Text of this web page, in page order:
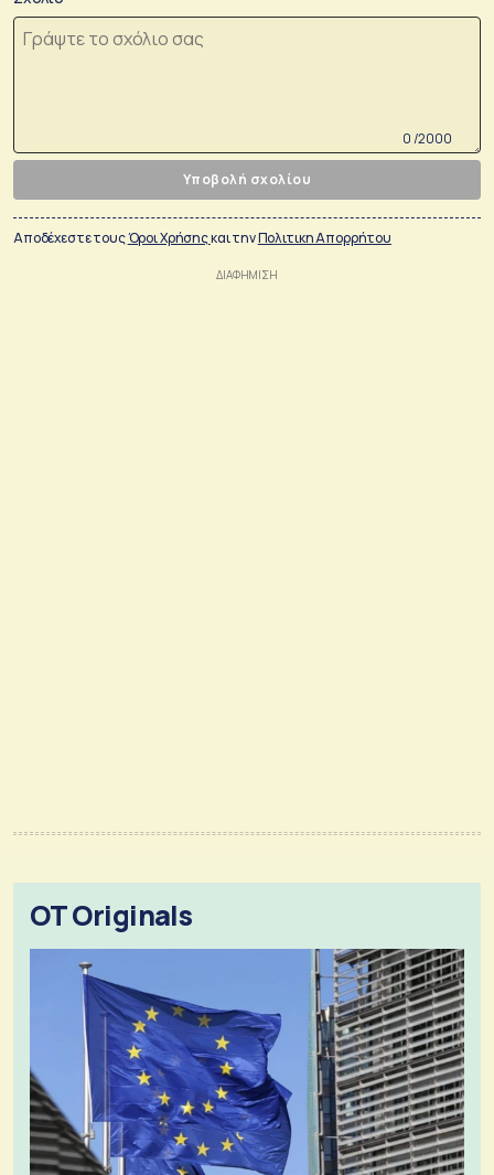
0 /2000
Υποβολή σχολίου
Αποδέχεστε τουςΌροι Χρήσηςκαι τηνΠολιτικη Απορρήτου
OT Originals